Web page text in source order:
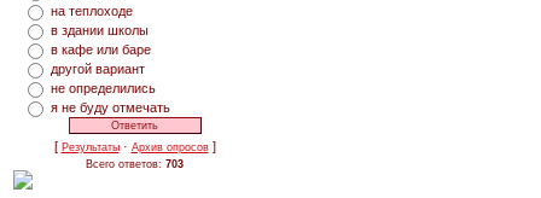
на теплоходе
в здании школы
в кафе или баре
другой вариант
не определились
я не буду отмечать
[ Результаты· Архив опросов]
Всего ответов: 703